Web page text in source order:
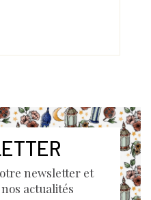
newsletter et
actualités